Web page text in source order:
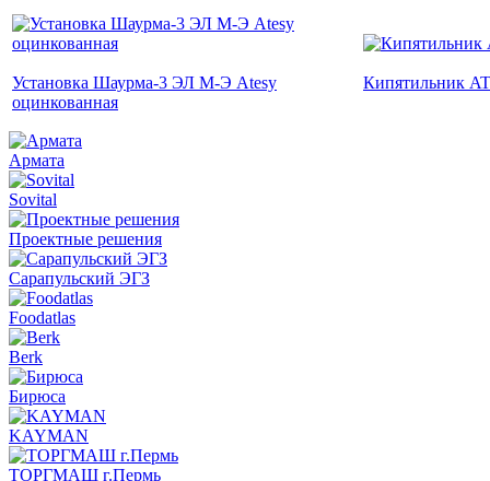
Установка Шаурма-3 ЭЛ М-Э Atesy
оцинкованная
Кипятильник
Армата
Sovital
Проектные решения
Сарапульский ЭГЗ
Foodatlas
Berk
Бирюса
KAYMAN
ТОРГМАШ г.Пермь